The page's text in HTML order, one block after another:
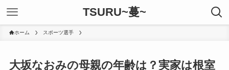
TSURU~蔓~
ホーム スポーツ選手
大坂なおみの母親の年齢は？実家は根室